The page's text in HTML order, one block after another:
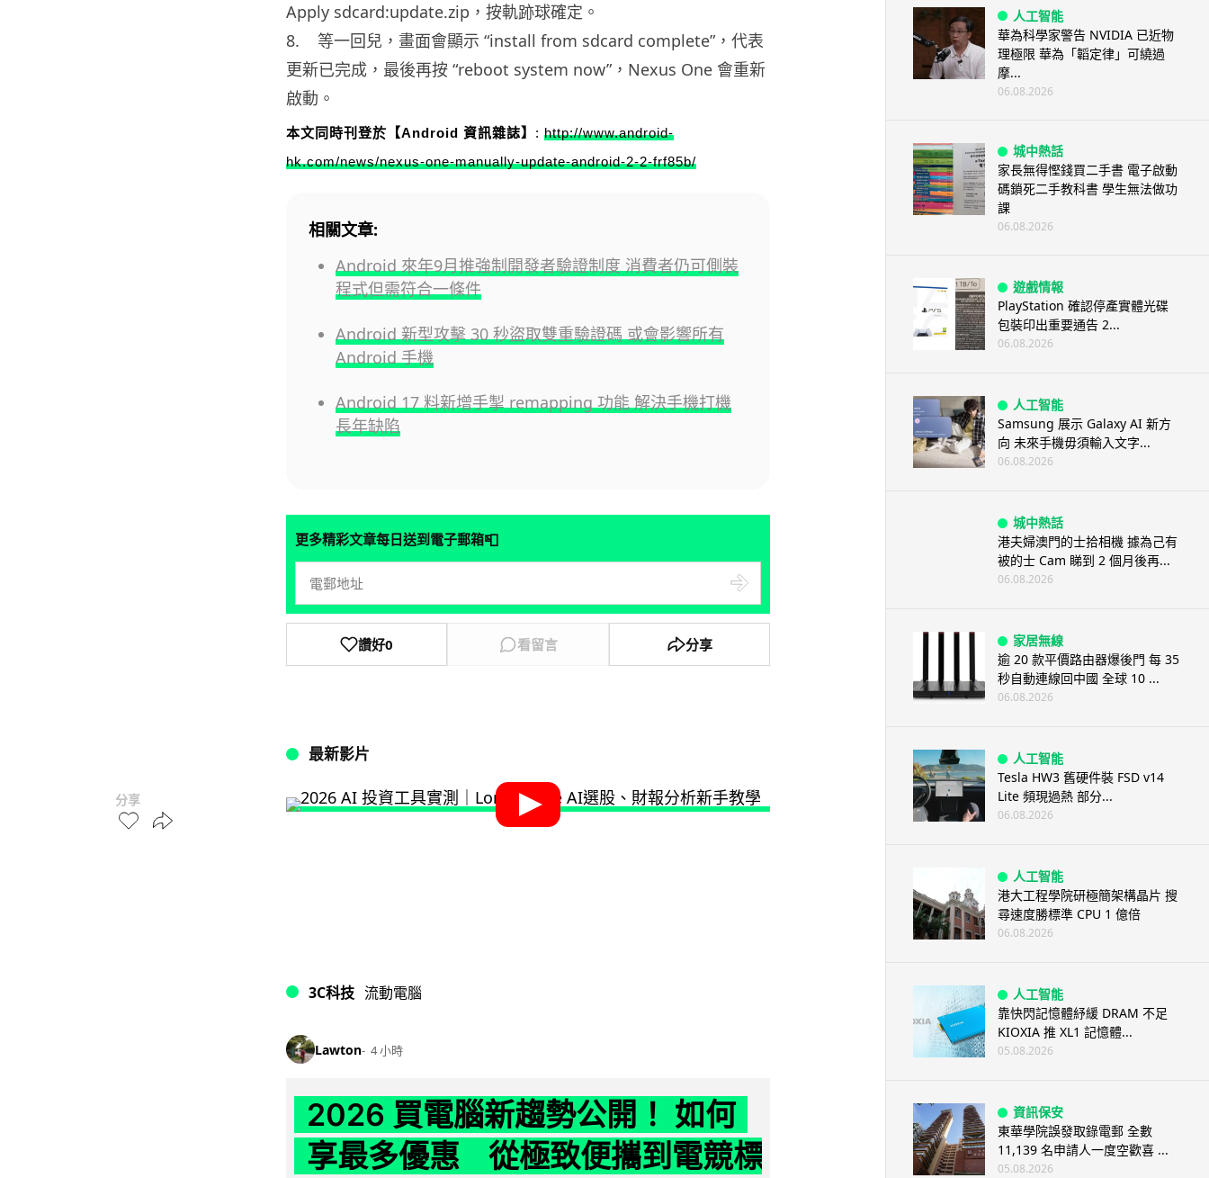
分享
Apply sdcard:update.zip，按軌跡球確定。
8. 等一回兒，畫面會顯示 “install from sdcard complete”，代表
更新已完成，最後再按 “reboot system now”，Nexus One 會重新
啟動。
本文同時刊登於【Android 資訊雜誌】 : http://www.android-
hk.com/news/nexus-one-manually-update-android-2-2-frf85b/
相關文章:
Android 來年9月推強制開發者驗證制度 消費者仍可側裝
程式但需符合一條件
Android 新型攻擊 30 秒盜取雙重驗證碼 或會影響所有
Android 手機
Android 17 料新增手掣 remapping 功能 解決手機打機
長年缺陷
更多精彩文章每日送到電子郵箱📮
讚好0 看留言 分享
最新影片
3C科技 流動電腦
Lawton 4 小時
2026 買電腦新趨勢公開！ 如何
享最多優惠 從極致便攜到電競標
人工智能
華為科學家警告 NVIDIA 已近物
理極限 華為「韜定律」可繞過
摩...
06.08.2026
城中熱話
家長無得慳錢買二手書 電子啟動
碼鎖死二手教科書 學生無法做功
課
06.08.2026
遊戲情報
PlayStation 確認停產實體光碟
包裝印出重要通告 2...
06.08.2026
人工智能
Samsung 展示 Galaxy AI 新方
向 未來手機毋須輸入文字...
06.08.2026
城中熱話
港夫婦澳門的士拾相機 據為己有
被的士 Cam 睇到 2 個月後再...
06.08.2026
家居無線
逾 20 款平價路由器爆後門 每 35
秒自動連線回中國 全球 10 ...
06.08.2026
人工智能
Tesla HW3 舊硬件裝 FSD v14
Lite 頻現過熱 部分...
06.08.2026
人工智能
港大工程學院研極簡架構晶片 搜
尋速度勝標準 CPU 1 億倍
06.08.2026
人工智能
靠快閃記憶體紓緩 DRAM 不足
KIOXIA 推 XL1 記憶體...
05.08.2026
資訊保安
東華學院誤發取錄電郵 全數
11,139 名申請人一度空歡喜 ...
05.08.2026